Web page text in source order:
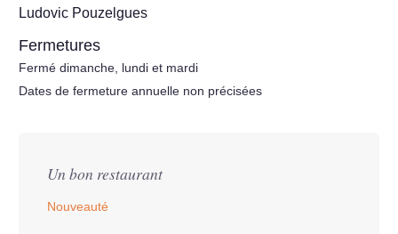
Ludovic Pouzelgues
Fermetures
Fermé dimanche, lundi et mardi
Dates de fermeture annuelle non précisées
Un bon restaurant
Nouveauté